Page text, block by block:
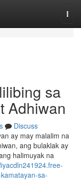
sa
Adhiwan
Discuss
ay may malalim na
ang bulaklak ay
halimuyak na
sa-